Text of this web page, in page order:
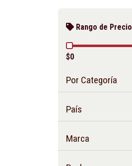
Rango de Precio
$0
Por Categoría
País
Marca